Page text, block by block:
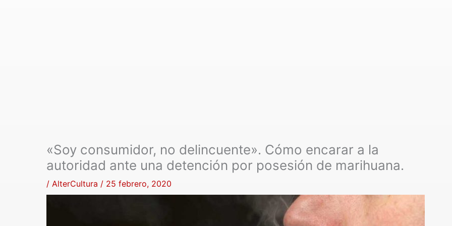
«Soy consumidor, no delincuente». Cómo encarar a la
autoridad ante una detención por posesión de marihuana.
/ AlterCultura / 25 febrero, 2020